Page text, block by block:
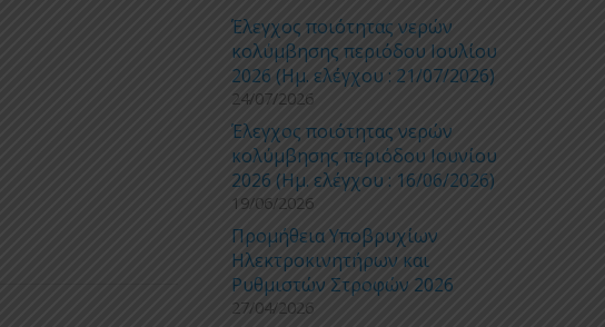
Έλεγχος ποιότητας νερών
κολύμβησης περιόδου Ιουλίου
2026 (Ημ. ελέγχου : 21/07/2026)
24/07/2026
Έλεγχος ποιότητας νερών
κολύμβησης περιόδου Ιουνίου
2026 (Ημ. ελέγχου : 16/06/2026)
19/06/2026
Προμήθεια Υποβρυχίων
Ηλεκτροκινητήρων και
Ρυθμιστών Στροφών 2026
27/04/2026